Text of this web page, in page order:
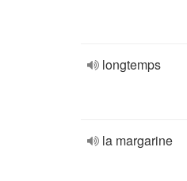
longtemps
la margarine